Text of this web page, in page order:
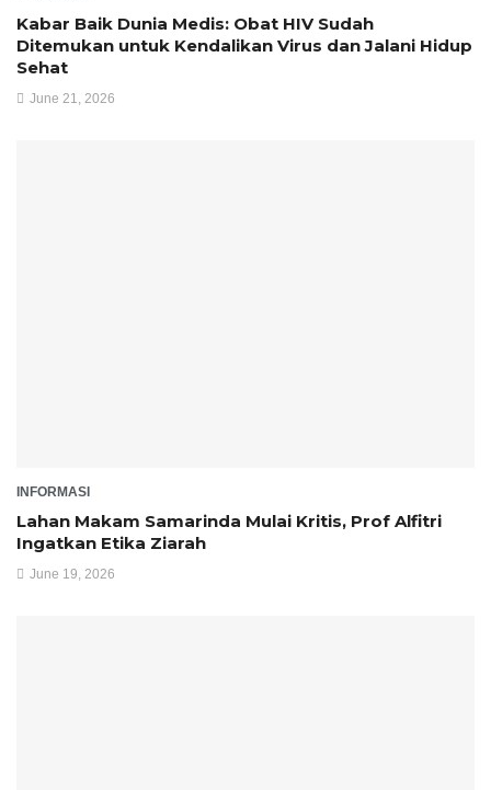
Kabar Baik Dunia Medis: Obat HIV Sudah
Ditemukan untuk Kendalikan Virus dan Jalani Hidup
Sehat
June 21, 2026
INFORMASI
Lahan Makam Samarinda Mulai Kritis, Prof Alfitri
Ingatkan Etika Ziarah
June 19, 2026